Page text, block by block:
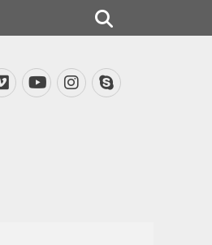
Vimeo
YouTube
Instagram
Skype